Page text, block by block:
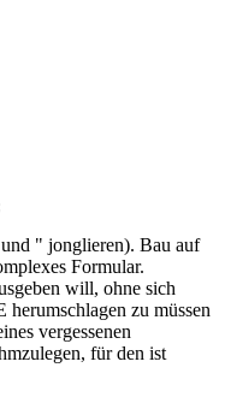
" jonglieren). Bau auf
Formular.
will, ohne sich
zu müssen
vergessenen
für den ist